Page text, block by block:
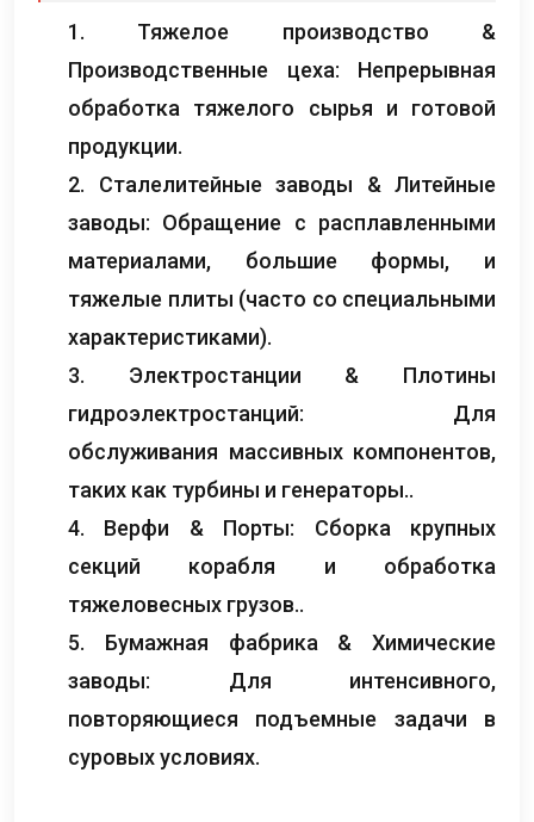
1. Тяжелое производство &
Производственные цеха: Непрерывная
обработка тяжелого сырья и готовой
продукции.
2. Сталелитейные заводы & Литейные
заводы: Обращение с расплавленными
материалами, большие формы, и
тяжелые плиты (часто со специальными
характеристиками).
3. Электростанции & Плотины
гидроэлектростанций: Для
обслуживания массивных компонентов,
таких как турбины и генераторы..
4. Верфи & Порты: Сборка крупных
секций корабля и обработка
тяжеловесных грузов..
5. Бумажная фабрика & Химические
заводы: Для интенсивного,
повторяющиеся подъемные задачи в
суровых условиях.